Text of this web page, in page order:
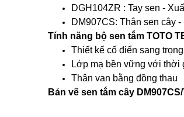
DGH104ZR : Tay sen -
DM907CS: Thân sen cây
Tính năng bộ sen tắm TOTO
Thiết kế cổ điển sang trọng
Lớp mạ bền vững với thời
Thân van bằng đồng thau
Bản vẽ sen tắm cây